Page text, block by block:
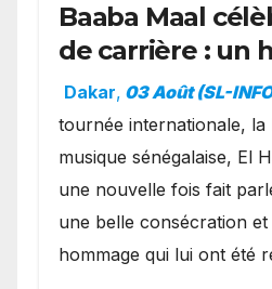
Baaba Maal
de carrière : un
exceptionnel à
présence de la
royale.
Dakar, 03 Août (SL-
tournée internationale, la
musique sénégalaise, El
une nouvelle fois fait
une belle consécration
hommage qui lui ont été